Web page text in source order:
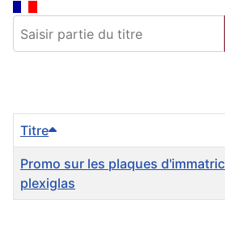
Titre
Promo sur les plaques
plexiglas